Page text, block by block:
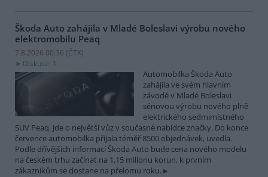
Škoda Auto zahájila v Mladé Boleslavi výrobu nového
elektromobilu Peaq
7.8.2026 00:36 (ČTK)
Diskuse: 1
Automobilka Škoda Auto
zahájila ve svém hlavním
závodě v Mladé Boleslavi
sériovou výrobu nového plně
elektrického sedmimístného
SUV Peaq. Jde o největší vůz v současné nabídce značky. Do konce
července automobilka přijala téměř 8500 objednávek, uvedla.
Podle dřívějších informací Škoda Auto bude cena nového modelu
na českém trhu začínat na 1,15 milionu korun, k prvním
zákazníkům se dostane na přelomu roku.